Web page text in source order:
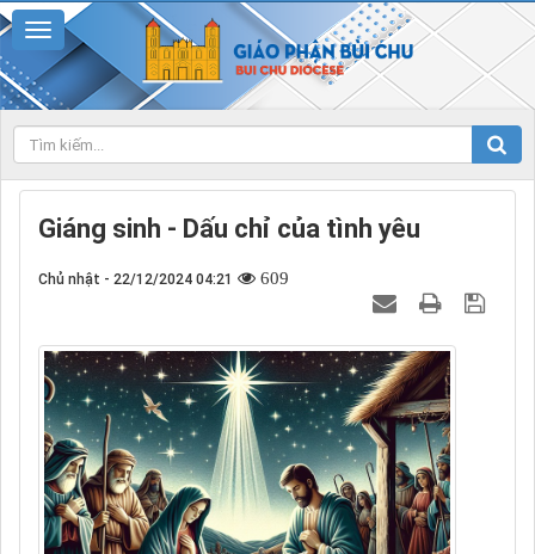
Giáng sinh - Dấu chỉ của tình yêu
Chủ nhật - 22/12/2024 04:21 609